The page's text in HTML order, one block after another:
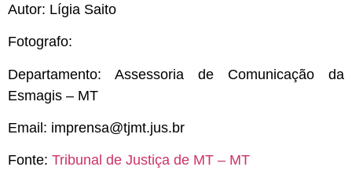
Autor: Lígia Saito
Fotografo:
Departamento: Assessoria de Comunicação da
Esmagis – MT
Email: imprensa@tjmt.jus.br
Fonte: Tribunal de Justiça de MT – MT